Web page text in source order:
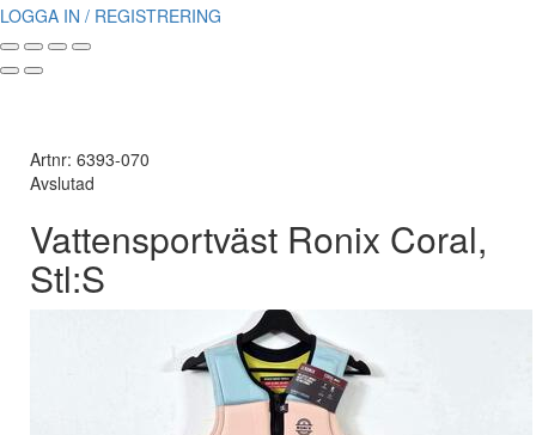
LOGGA IN / REGISTRERING
Artnr: 6393-070
Avslutad
Vattensportväst Ronix Coral,
Stl:S